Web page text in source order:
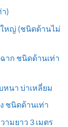
)
หญ่ (ชนิดด้านไม่
าก ชนิดด้านเท่า
หนา บ่าเหลี่ยม
ชนิดด้านเท่า
มยาว 3 เมตร